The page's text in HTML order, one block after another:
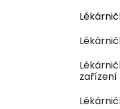
zařízení